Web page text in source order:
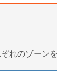
れのゾーン